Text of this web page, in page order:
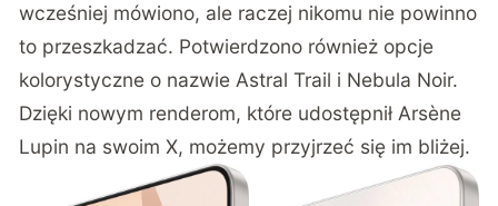
wcześniej mówiono, ale raczej nikomu nie powinno
to przeszkadzać. Potwierdzono również opcje
kolorystyczne o nazwie Astral Trail i Nebula Noir.
Dzięki nowym renderom, które udostępniłArsène
Lupin na swoim X, możemy przyjrzeć się im bliżej.